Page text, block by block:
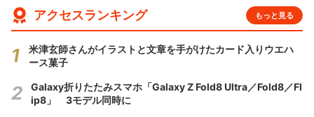
アクセスランキング もっと見る
米津玄師さんがイラストと文章を手がけたカード入りウエハ
ース菓子
Galaxy折りたたみスマホ「Galaxy Z Fold8 Ultra／Fold8／Fl
ip8」 3モデル同時に